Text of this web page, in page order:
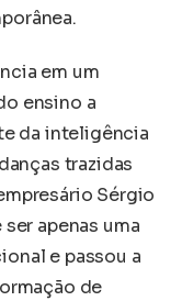
em um
ensino a
da inteligência
trazidas
Sérgio
apenas uma
e passou a
de